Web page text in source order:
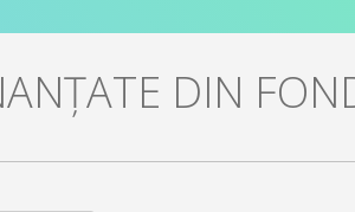
DIN